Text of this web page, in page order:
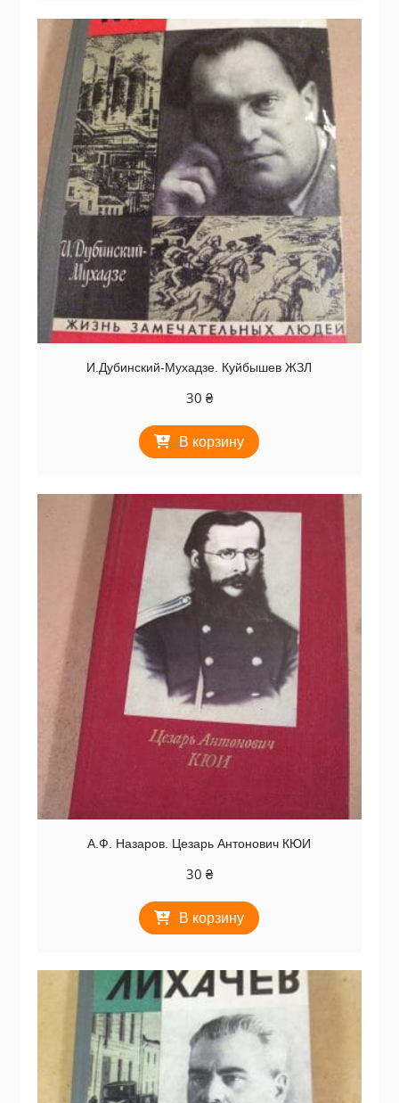
И.Дубинский-Мухадзе. Куйбышев ЖЗЛ
30 ₴
В корзину
А.Ф. Назаров. Цезарь Антонович КЮИ
30 ₴
В корзину